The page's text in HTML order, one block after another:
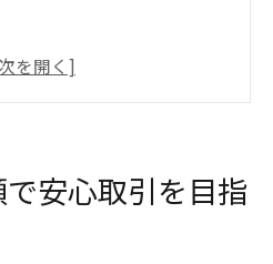
介の進め方と事前準備の
介を実現するコミュニケ
安心取引を目指